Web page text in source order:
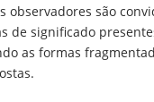
observadores são
de significado
as formas